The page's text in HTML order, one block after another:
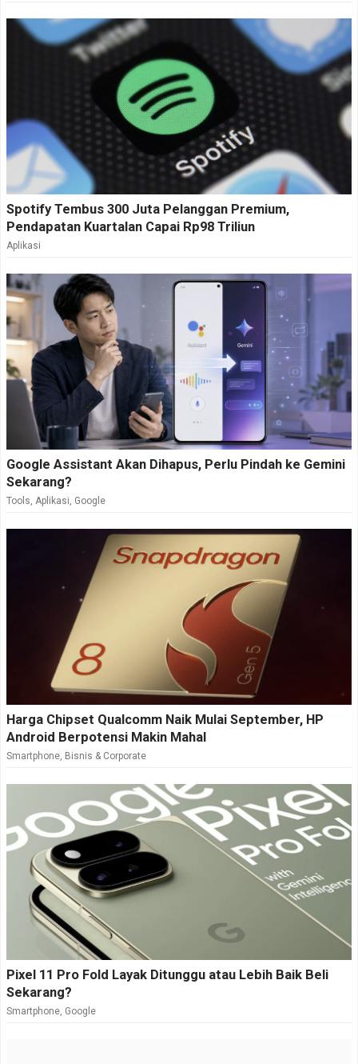
terutama ketika muncul kasus salah sasaran atau
dugaan penyalahgunaan.
Pada akhirnya, digitalisasi bansos bukan hanya soal
teknologi. Kunci utamanya tetap pada konsistensi
pembaruan data dan koordinasi antar lembaga.
Tanpa dua hal tersebut, sistem yang sudah digital
sekalipun berisiko tidak membawa perubahan berarti
di lapangan.
Spotify Tembus 300 Juta Pelanggan Premium,
Pendapatan Kuartalan Capai Rp98 Triliun
Aplikasi
Google Assistant Akan Dihapus, Perlu Pindah ke Gemini
Sekarang?
Tools, Aplikasi, Google
Harga Chipset Qualcomm Naik Mulai September, HP
Android Berpotensi Makin Mahal
Smartphone, Bisnis & Corporate
Pixel 11 Pro Fold Layak Ditunggu atau Lebih Baik Beli
Sekarang?
Smartphone, Google